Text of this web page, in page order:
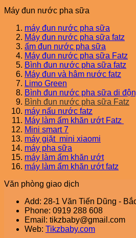
Máy đun nước pha sữa
máy đun nước pha sữa
Máy đun nước pha sữa fatz
ấm đun nước pha sữa
Máy đun nước pha sữa Fatz
Bình đun nước pha sữa fatz
Máy đun và hâm nước fatz
Limo Green
Bình đun nước pha sữa di
Bình đun nước pha sữa Fatz
máy nấu nước fatz
Máy làm ấm khăn ướt Fatz
Mini smart 7
máy giặt mini xiaomi
máy pha sữa
máy làm ấm khăn ướt
máy làm ấm khăn ướt fatz
Văn phòng giao dịch
Add: 28-1 Văn Tiến Dũng -
Phone: 0919 288 608
Email: tikzbaby@gmail.com
Web: Tikzbaby.com